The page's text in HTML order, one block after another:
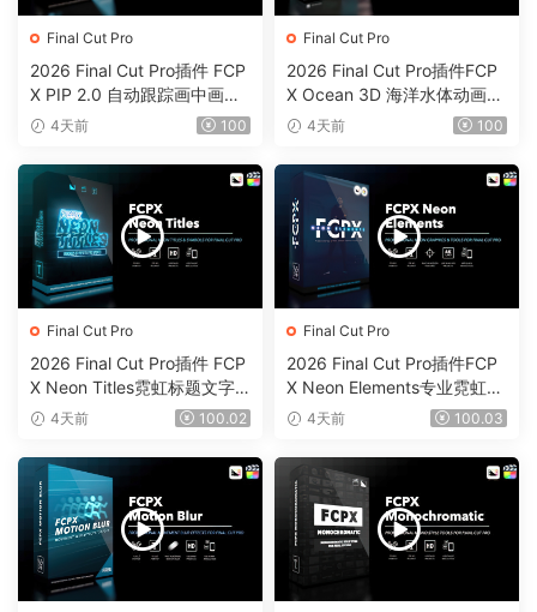
Final Cut Pro
2026 Final Cut Pro插件 FCP
X PIP 2.0 自动跟踪画中画工
具0203
4天前 100
Final Cut Pro
2026 Final Cut Pro插件FCP
X Ocean 3D 海洋水体动画反
射颜色工具0202
4天前 100
Final Cut Pro
2026 Final Cut Pro插件 FCP
X Neon Titles霓虹标题文字
元素效果0201
4天前 100.02
Final Cut Pro
2026 Final Cut Pro插件FCP
X Neon Elements专业霓虹元
素效果工具0200
4天前 100.03